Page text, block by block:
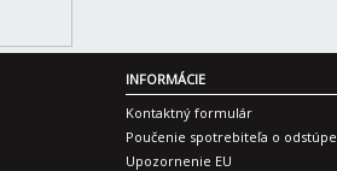
INFORMÁCIE
Kontaktný formulár
Poučenie spotrebiteľa o
Upozornenie EU